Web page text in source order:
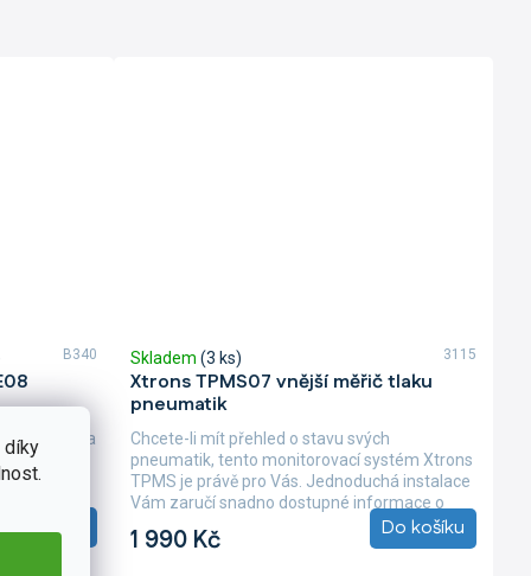
díky
Detail
Fabia
pohled
B340
Xtrons TPMS07 vnější měřič tlaku
pneumatik
Skladem (3 ks)
1 990 Kč Do košíku
Chcete-li mít přehled o stavu svých
pneumatik, tento monitorovací systém Xtrons
TPMS je právě pro Vás. Jednoduchá instalace
Vám zaručí snadno dostupné informace o
3115